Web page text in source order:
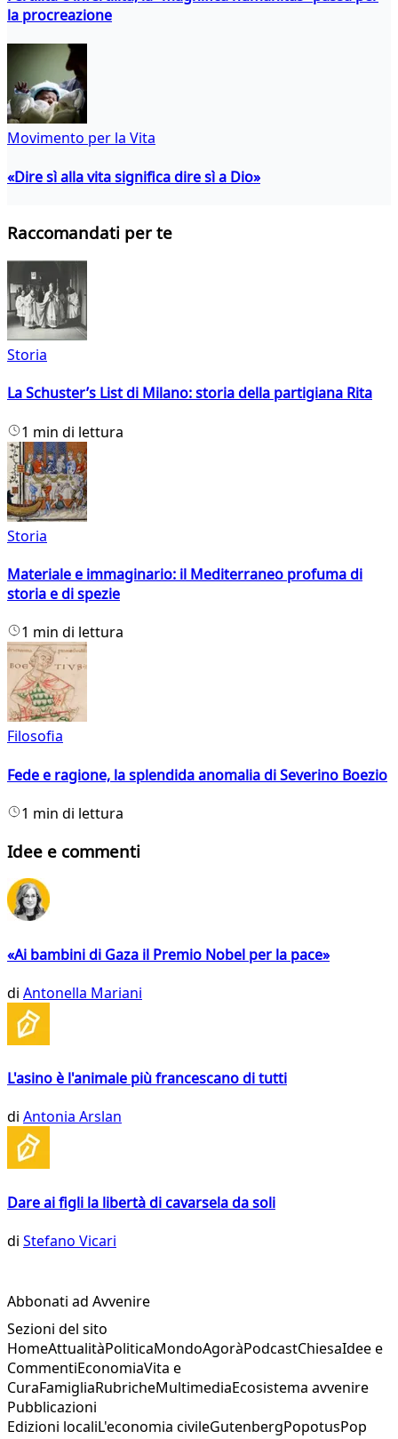
la procreazione
Movimento per la Vita
«Dire sì alla vita significa dire sì a Dio»
Raccomandati per te
Storia
La Schuster’s List di Milano: storia della partigiana Rita
1 min di lettura
Storia
Materiale e immaginario: il Mediterraneo profuma di
storia e di spezie
1 min di lettura
Filosofia
Fede e ragione, la splendida anomalia di Severino Boezio
1 min di lettura
Idee e commenti
«Ai bambini di Gaza il Premio Nobel per la pace»
di Antonella Mariani
L'asino è l'animale più francescano di tutti
di Antonia Arslan
Dare ai figli la libertà di cavarsela da soli
di Stefano Vicari
Abbonati ad Avvenire
Sezioni del sito
HomeAttualitàPoliticaMondoAgoràPodcastChiesaIdee e
CommentiEconomiaVita e
CuraFamigliaRubricheMultimediaEcosistema avvenire
Pubblicazioni
Edizioni localiL'economia civileGutenbergPopotusPop